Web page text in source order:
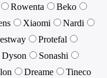
Rowenta
Beko
Xiaomi
Nardi
Protefal
Dyson
Sonashi
Dreame
Tineco